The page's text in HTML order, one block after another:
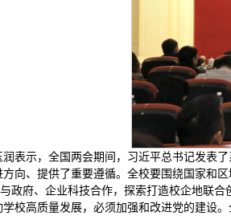
表示，全国两会期间，习近平总书记发表
向、提供了重要遵循。全校要围绕国家和
政府、企业科技合作，探索打造校企地联
校高质量发展，必须加强和改进党的建设